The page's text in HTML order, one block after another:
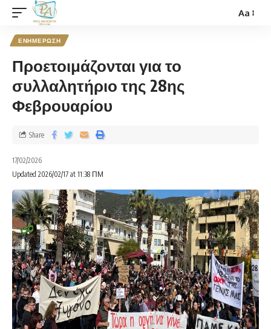
Aa
ΕΝΗΜΕΡΩΣΗ
Προετοιμάζονται για το
συλλαλητήριο της 28ης
Φεβρουαρίου
17/02/2026
Updated 2026/02/17 at 11:38 ΠΜ
Share